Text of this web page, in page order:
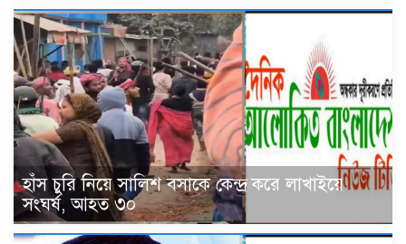
হাঁস চুরি নিয়ে সালিশ বসাকে কেন্দ্র করে লাখাইয়ে
সংঘর্ষ, আহত ৩০